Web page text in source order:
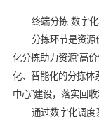
终端分拣 数字
分拣环节是资源
化分拣助力资源“高
化、智能化的分拣体
中心”建设，落实回
通过数字化调度